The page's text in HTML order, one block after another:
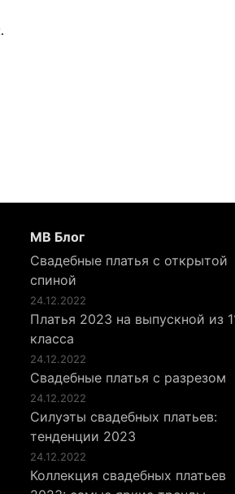
МВ Блог
Свадебные платья с открытой
спиной
24.12.2022
Платья 2023 на выпускной из
класса
24.12.2022
Свадебные платья с разрезом
24.12.2022
Силуэты свадебных платьев:
тенденции 2023
24.12.2022
Коллекция свадебных платьев